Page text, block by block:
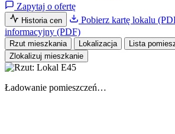
Zapytaj o ofertę
Historia cen Pobierz kartę lokalu
informacyjny (PDF)
Rzut mieszkania Lokalizacja
Lista
Zlokalizuj mieszkanie
Ładowanie pomieszczeń…